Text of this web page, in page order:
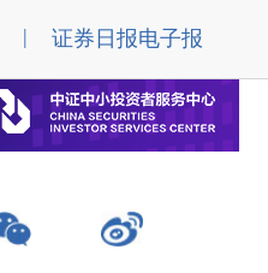
| 证券日报电子报